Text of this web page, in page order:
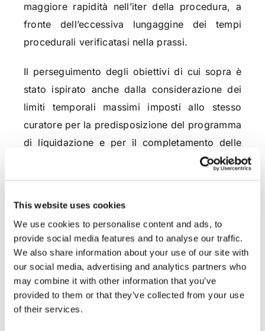
This website uses cookies
We use cookies to personalise content and ads, to
provide social media features and to analyse our traffic.
We also share information about your use of our site with
our social media, advertising and analytics partners who
may combine it with other information that you’ve
provided to them or that they’ve collected from your use
of their services.
maggiore rapidità nell’iter della procedura, a
fronte dell’eccessiva lungaggine dei tempi
procedurali verificatasi nella prassi.
Il perseguimento degli obiettivi di cui sopra è
stato ispirato anche dalla considerazione dei
limiti temporali massimi imposti allo stesso
curatore per la predisposizione del programma
di liquidazione e per il completamento delle
fondamentalmente mossa alle riforme sopra
esaminate riguarda la previsione
dell’incompatibilità, rispetto alla nomina a
curatore fallimentare, a carico di colui che ha
svolto funzioni di commissario giudiziale del
concordato preventivo dell’impresa poi
dichiarata fallita.